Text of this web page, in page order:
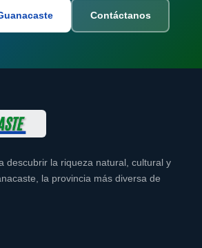
Contáctanos
descubrir la riqueza natural, cultural y
la provincia más diversa de